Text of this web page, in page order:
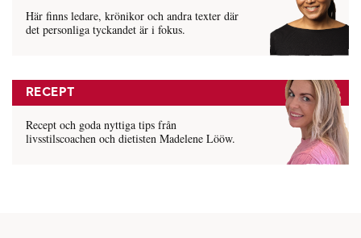
Här finns ledare, krönikor och andra texter där
det personliga tyckandet är i fokus.
RECEPT
Recept och goda nyttiga tips från
livsstilscoachen och dietisten Madelene Lööw.